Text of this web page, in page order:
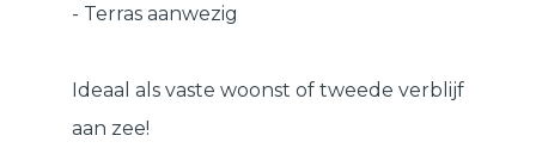
- Terras aanwezig
Ideaal als vaste woonst of tweede verblijf
aan zee!